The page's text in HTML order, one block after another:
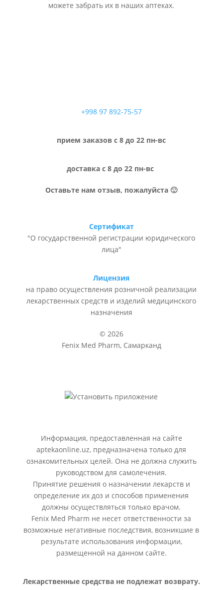
можете забрать их в наших аптеках.
+998 97 892-75-57
прием заказов с 8 до 22 пн-вс
доставка с 8 до 22 пн-вс
Оставьте нам отзыв, пожалуйста 🙂
Сертификат
"О государственной регистрации юридического
лица"
Лицензия
на право осуществления розничной реализации
лекарственных средств и изделий медицинского
назначения
© 2026
Fenix Med Pharm, Самарканд
Информация, предоставленная на сайте
aptekaonline.uz, предназначена только для
ознакомительных целей. Она не должна служить
руководством для самолечения.
Принятие решения о назначении лекарств и
определение их доз и способов применения
должны осуществляться только врачом.
Fenix Med Pharm не несет ответственности за
возможные негативные последствия, возникшие в
результате использования информации,
размещенной на данном сайте.
Лекарственные средства не подлежат возврату.